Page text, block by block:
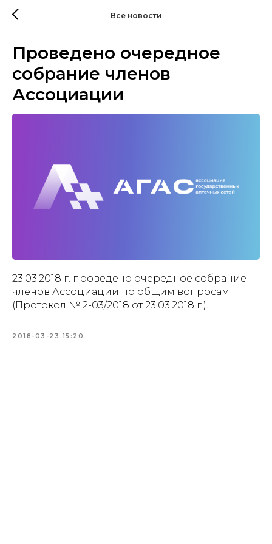
Все новости
Проведено очередное
собрание членов
Ассоциации
23.03.2018 г. проведено очередное собрание
членов Ассоциации по общим вопросам
(Протокол № 2-03/2018 от 23.03.2018 г.).
2018-03-23 15:20